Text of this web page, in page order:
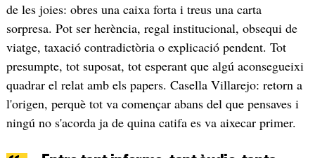
de les joies: obres una caixa forta i treus una carta
sorpresa. Pot ser herència, regal institucional, obsequi de
viatge, taxació contradictòria o explicació pendent. Tot
presumpte, tot suposat, tot esperant que algú aconsegueixi
quadrar el relat amb els papers. Casella Villarejo: retorn a
l'origen, perquè tot va començar abans del que pensaves i
ningú no s'acorda ja de quina catifa es va aixecar primer.